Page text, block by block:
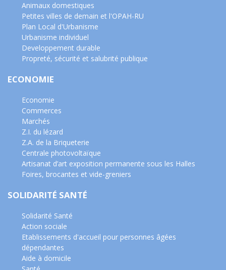
Animaux domestiques
Petites villes de demain et l'OPAH-RU
Plan Local d'Urbanisme
Urbanisme individuel
Developpement durable
Propreté, sécurité et salubrité publique
ECONOMIE
Economie
Commerces
Marchés
Z.I. du lézard
Z.A. de la Briqueterie
Centrale photovoltaïque
Artisanat d’art exposition permanente sous les Halles
Foires, brocantes et vide-greniers
SOLIDARITÉ SANTÉ
Solidarité Santé
Action sociale
Etablissements d'accueil pour personnes âgées
dépendantes
Aide à domicile